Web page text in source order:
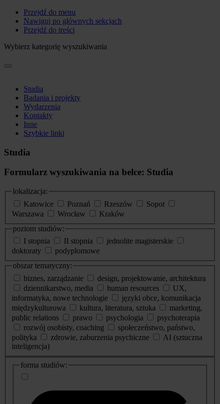
Przejdź do menu
Nawiguj po głównych sekcjach
Przejdź do treści
Wybierz kategorię wyszukiwania
Studia
Badania i projekty
Wydarzenia
Kontakty
Inne
Szybkie linki
Studia
Formularz wyszukiwania na belce: Studia
lokalizacja:
Katowice
Poznań Rzeszów
Sopot
Warszawa
Wrocław
Kraków
poziom studiów:
I stopnia
II stopnia
jednolite magisterskie
doktoraty
podyplomowe
obszar tematyczny:
biznes, zarządzanie
design, projektowanie, architektura
dziennikarstwo, media
human resources
UX,
informatyka, nowe technologie
języki obce, komunikacja
międzykulturowa
kultura, literatura, sztuka
marketing,
public relations
prawo psychologia
psychoterapia
rozwój osobisty, coaching
społeczeństwo, państwo,
polityka
zdrowie, zaburzenia psychiczne
AI (sztuczna
inteligencja)
dodatkowe
informacje
forma studiów: